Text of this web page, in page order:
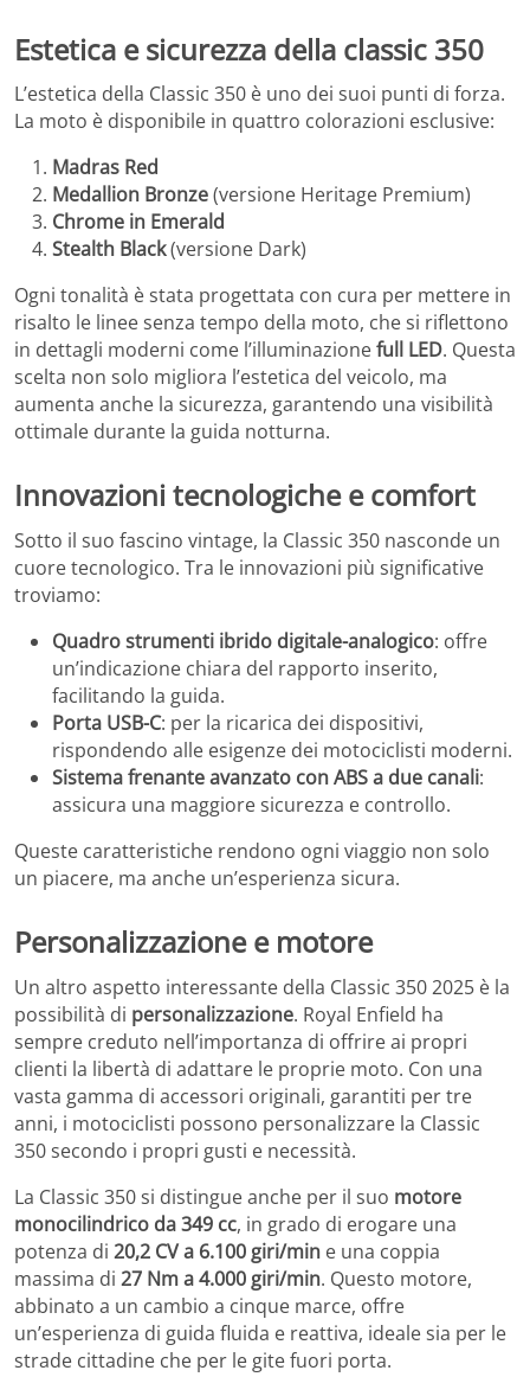
Estetica e sicurezza della classic 350
L’estetica della Classic 350 è uno dei suoi punti di forza.
La moto è disponibile in quattro colorazioni esclusive:
Madras Red
Medallion Bronze(versione Heritage Premium)
Chrome in Emerald
Stealth Black(versione Dark)
Ogni tonalità è stata progettata con cura per mettere in
risalto le linee senza tempo della moto, che si riflettono
in dettagli moderni come l’illuminazionefull LED. Questa
scelta non solo migliora l’estetica del veicolo, ma
aumenta anche la sicurezza, garantendo una visibilità
ottimale durante la guida notturna.
Innovazioni tecnologiche e comfort
Sotto il suo fascino vintage, la Classic 350 nasconde un
cuore tecnologico. Tra le innovazioni più significative
troviamo:
Quadro strumenti ibrido digitale-analogico: offre
un’indicazione chiara del rapporto inserito,
facilitando la guida.
Porta USB-C: per la ricarica dei dispositivi,
rispondendo alle esigenze dei motociclisti moderni.
Sistema frenante avanzato con ABS a due canali:
assicura una maggiore sicurezza e controllo.
Queste caratteristiche rendono ogni viaggio non solo
un piacere, ma anche un’esperienza sicura.
Personalizzazione e motore
Un altro aspetto interessante della Classic 350 2025 è la
possibilità di personalizzazione. Royal Enfield ha
sempre creduto nell’importanza di offrire ai propri
clienti la libertà di adattare le proprie moto. Con una
vasta gamma di accessori originali, garantiti per tre
anni, i motociclisti possono personalizzare la Classic
350 secondo i propri gusti e necessità.
La Classic 350 si distingue anche per il suo motore
monocilindrico da 349 cc, in grado di erogare una
potenza di 20,2 CV a 6.100 giri/min e una coppia
massima di 27 Nm a 4.000 giri/min. Questo motore,
abbinato a un cambio a cinque marce, offre
un’esperienza di guida fluida e reattiva, ideale sia per le
strade cittadine che per le gite fuori porta.